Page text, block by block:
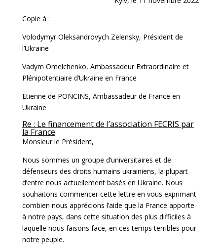
Copie à :
Volodymyr Oleksandrovych Zelensky, Président de
l’Ukraine
Vadym Omelchenko, Ambassadeur Extraordinaire et
Plénipotentiaire d’Ukraine en France
Etienne de PONCINS, Ambassadeur de France en
Ukraine
Re : Le financement de l’association FECRIS par
la France
Monsieur le Président,
Nous sommes un groupe d’universitaires et de
défenseurs des droits humains ukrainiens, la plupart
d’entre nous actuellement basés en Ukraine. Nous
souhaitons commencer cette lettre en vous exprimant
combien nous apprécions l’aide que la France apporte
à notre pays, dans cette situation des plus difficiles à
laquelle nous faisons face, en ces temps terribles pour
notre peuple.